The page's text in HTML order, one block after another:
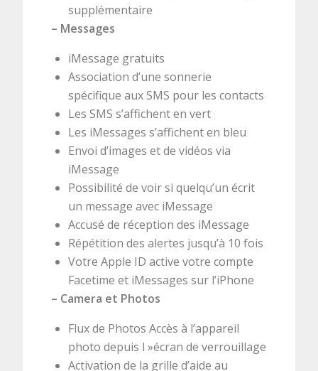
supplémentaire
– Messages
iMessage gratuits
Association d’une sonnerie
spécifique aux SMS pour les contacts
Les SMS s’affichent en vert
Les iMessages s’affichent en bleu
Envoi d’images et de vidéos via
iMessage
Possibilité de voir si quelqu’un écrit
un message avec iMessage
Accusé de réception des iMessage
Répétition des alertes jusqu’à 10 fois
Votre Apple ID active votre compte
Facetime et iMessages sur l’iPhone
– Camera et Photos
Flux de Photos Accès à l’appareil
photo depuis l »écran de verrouillage
Activation de la grille d’aide au